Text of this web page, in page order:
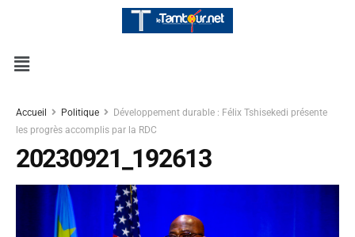
Accueil Politique
Développement durable : Félix Tshisekedi présente
les progrès accomplis par la RDC
20230921_192613